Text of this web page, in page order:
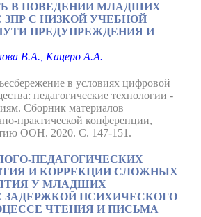
В ПОВЕДЕНИИ МЛАДШИХ
С НИЗКОЙ УЧЕБНОЙ
ПРЕДУПРЕЖДЕНИЯ И
В.А., Кацеро А.А.
в условиях цифровой
педагогические технологии -
Сборник материалов
практической конференции,
ООН. 2020. С. 147-151.
ПЕДАГОГИЧЕСКИХ
И КОРРЕКЦИИ СЛОЖНЫХ
У МЛАДШИХ
ПСИХИЧЕСКОГО
ЧТЕНИЯ И ПИСЬМА